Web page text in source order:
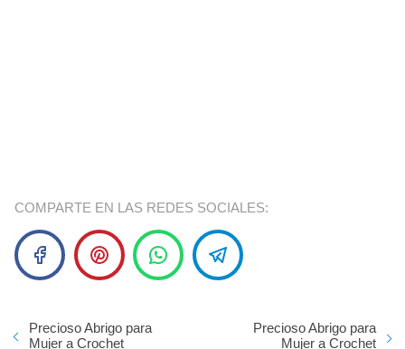
COMPARTE EN LAS REDES SOCIALES:
Precioso Abrigo para
Mujer a Crochet
Precioso Abrigo para
Mujer a Crochet